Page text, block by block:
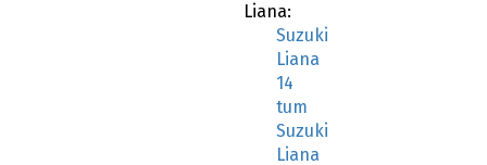
Liana:
Suzuki
Liana
14
tum
Suzuki
Liana